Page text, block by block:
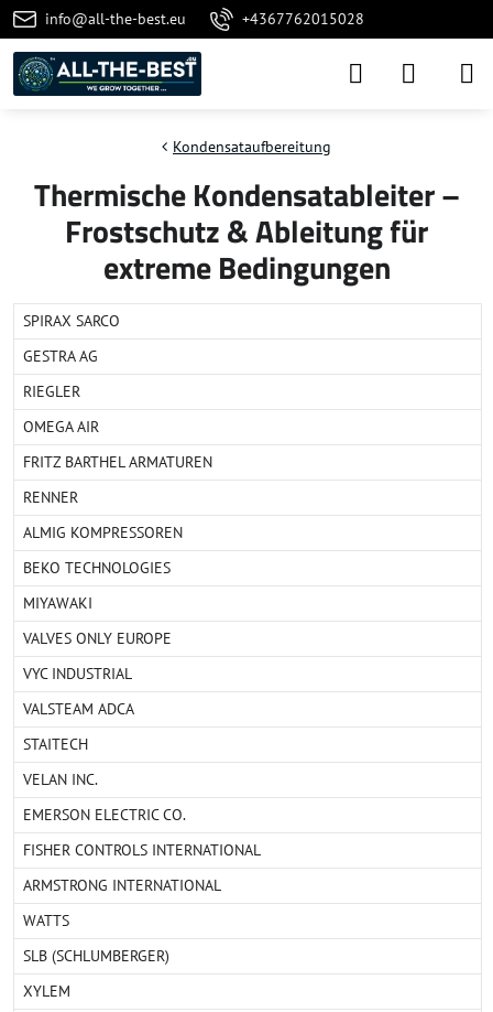
info@all-the-best.eu +4367762015028
Kondensataufbereitung
Thermische Kondensatableiter –
Frostschutz & Ableitung für
extreme Bedingungen
SPIRAX SARCO
GESTRA AG
RIEGLER
OMEGA AIR
FRITZ BARTHEL ARMATUREN
RENNER
ALMIG KOMPRESSOREN
BEKO TECHNOLOGIES
MIYAWAKI
VALVES ONLY EUROPE
VYC INDUSTRIAL
VALSTEAM ADCA
STAITECH
VELAN INC.
EMERSON ELECTRIC CO.
FISHER CONTROLS INTERNATIONAL
ARMSTRONG INTERNATIONAL
WATTS
SLB (SCHLUMBERGER)
XYLEM